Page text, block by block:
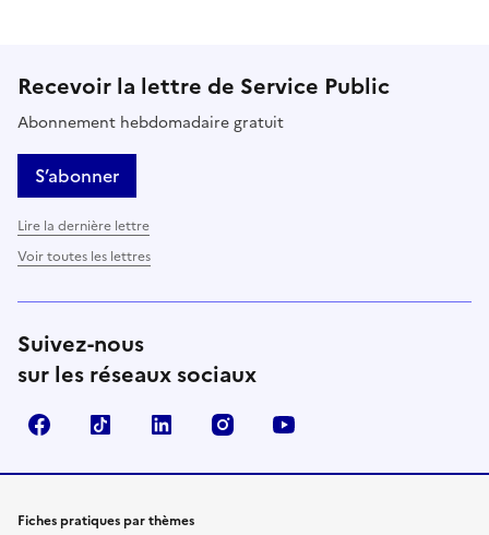
Recevoir la lettre de Service Public
Abonnement hebdomadaire gratuit
S’abonner
Lire la dernière lettre
Voir toutes les lettres
Suivez-nous
sur les réseaux sociaux
FacebookTikTok LinkedIn Instagram
Fiches pratiques par thèmes